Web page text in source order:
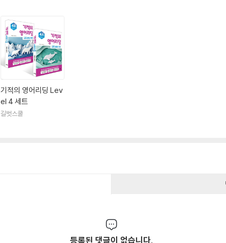
기적의 영어리딩 Lev
el 4 세트
길벗스쿨
등록된 댓글이 없습니다.